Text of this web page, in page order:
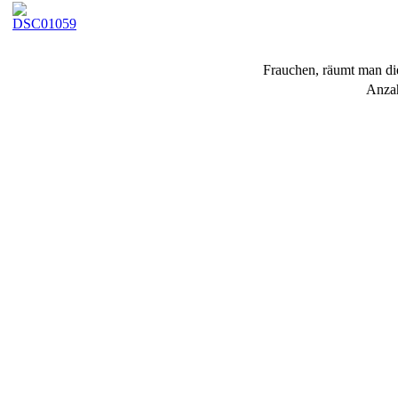
Frauchen, räumt man